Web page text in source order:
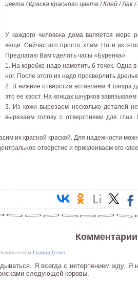
цвета / Краска красного цвета / Клей / Лак /
У каждого человека дома валяется море
вещи. Сейчас это просто хлам. Но и из
Предлагаю Вам сделать часы «Буренка».
1. На коробке надо наметить 6 точек. Одна
ног. После этого их надо просверлить
2. В нижние отверстия вставляем 4 шнура
это ее хвост. На концах шнурков завязываем
3. Из кожи вырезаем несколько деталей
вырезаем голову с отверстиями для
их красной краской. Для надежности
отверстие и приклеиваем его
Комментарии
Галина Готич
Я всегда с нетерпением жду. Я
следующей коровы.